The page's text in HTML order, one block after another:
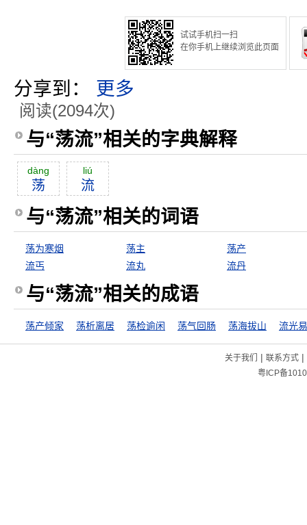
试试手机扫一扫
在你手机上继续浏览此页面
分享到： 更多
阅读(2094次)
与“荡流”相关的字典解释
dàng
荡
liú
流
与“荡流”相关的词语
荡为寒烟 荡主
荡产
流丐
流丸 流丹
与“荡流”相关的成语
荡产倾家 荡析离居 荡检逾闲 荡气回肠 荡海拔山 流光
关于我们 | 联系方式|
粤ICP备